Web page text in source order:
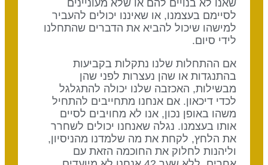
שאנו לא בנויים להם או שלא מעוניינים
לסיימם בעצמנו, או שאיננו יכולים להעביר
למישהו שיכול להביא את הדברים שהתחלנו
לידי סיום.
אם ההתחלות שלנו נתקלות בקביעות
בהתנגדות או שהן נעצרות לפני שהן
מבשילות, האכזבה שלנו יכולה להתגלגל
לכדי דיכאון. אם אנחנו מתחייבים להתחיל
משהו באופן נכון, אנו לא מחויבים לסיים
אותו בעצמנו. נגלה שאנחנו יכולים לשחרר
את הלחץ, לקחת את מה שלמדנו מהניסיון,
וליהנות לחלוק את החוכמה הזאת עם